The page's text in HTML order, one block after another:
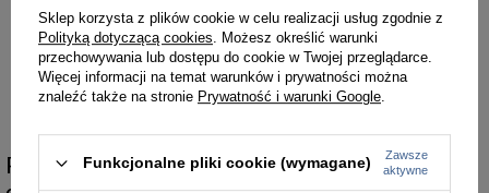
Podróżny plecak materiałowy na laptopa czarny z uchwytem na walizkę David Jones PC-029 BL
171,00 zł
Najniższa cena:179,99 zł
179,99 zł
Plecaki damskie David Jones łączące paryski
Sklep korzysta z plików cookie w celu realizacji usług zgodnie z
Polityką dotyczącą cookies. Możesz określić warunki
przechowywania lub dostępu do cookie w Twojej przeglądarce.
Więcej informacji na temat warunków i prywatności można
znaleźć także na stronie Prywatność i warunki Google.
Funkcjonalne pliki cookie (wymagane)
Zawsze
aktywne